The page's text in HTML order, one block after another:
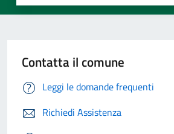
Contatta il comune
Leggi le domande frequenti
Richiedi Assistenza